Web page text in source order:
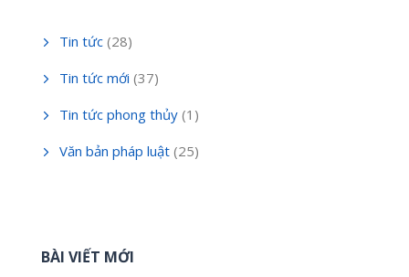
Tin tức (28)
Tin tức mới (37)
Tin tức phong thủy (1)
Văn bản pháp luật (25)
BÀI VIẾT MỚI